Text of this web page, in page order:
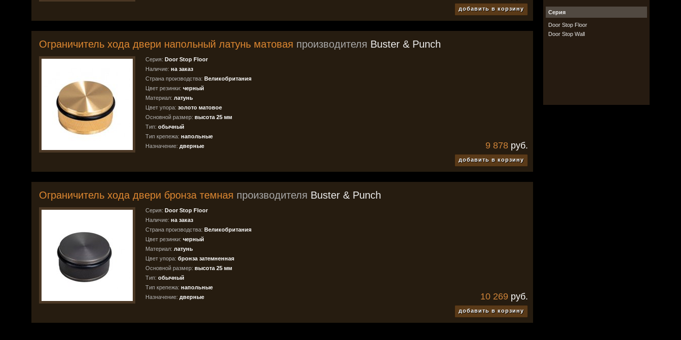
добавить в корзину
Ограничитель хода двери напольный латунь матовая производителя Buster & Punch
Серия: Door Stop Floor
Наличие: на заказ
Страна производства: Великобритания
Цвет резинки: черный
Материал: латунь
Цвет упора: золото матовое
Основной размер: высота 25 мм
Тип: обычный
Тип крепежа: напольные
Назначение: дверные 9 878 руб.
добавить в корзину
Ограничитель хода двери бронза темная производителя Buster & Punch
Серия: Door Stop Floor
Наличие: на заказ
Страна производства: Великобритания
Цвет резинки: черный
Материал: латунь
Цвет упора: бронза затемненная
Основной размер: высота 25 мм
Тип: обычный
Тип крепежа: напольные
Назначение: дверные 10 269 руб.
добавить в корзину
Серия
Door Stop Floor
Door Stop Wall